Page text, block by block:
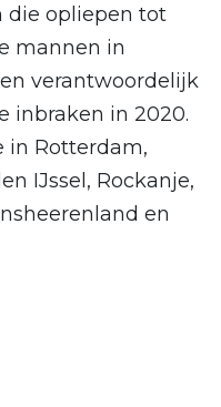
die opliepen tot
mannen in
verantwoordelijk
inbraken in 2020.
in Rotterdam,
IJssel, Rockanje,
en